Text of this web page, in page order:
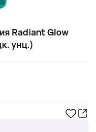
Radiant Glow
унц.)